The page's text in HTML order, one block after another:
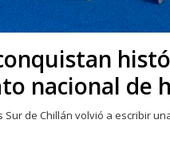
nacional de
Sur de Chillán volvió a escribir